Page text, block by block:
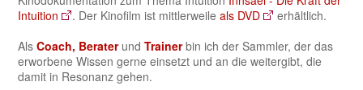
Intuition
. Der Kinofilm ist mittlerweileals DVD
erhältlich.
AlsCoach, BeraterundTrainerbin ich der Sammler, der das
erworbene Wissen gerne einsetzt und an die weitergibt, die
damit in Resonanz gehen.